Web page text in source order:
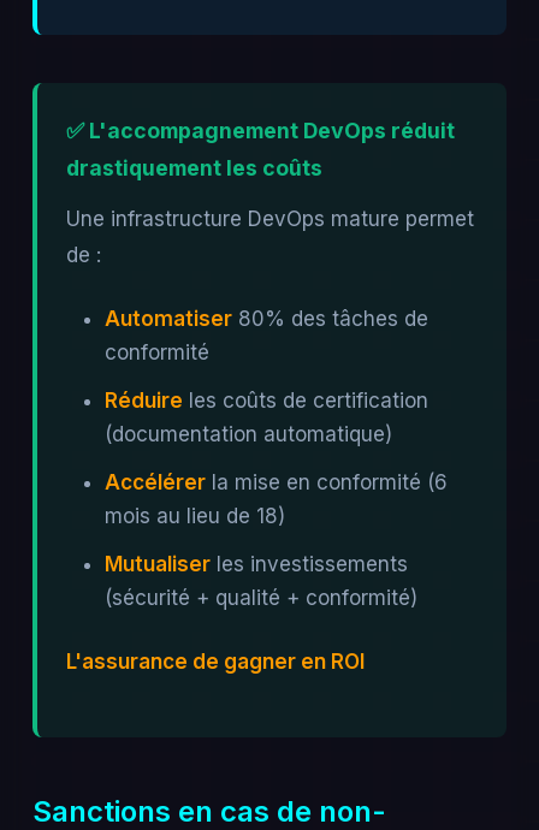
✅ L'accompagnement DevOps réduit
drastiquement les coûts
Une infrastructure DevOps mature permet
de :
Automatiser80% des tâches de
conformité
Réduire les coûts de certification
(documentation automatique)
Accélérerla mise en conformité (6
mois au lieu de 18)
Mutualiserles investissements
(sécurité + qualité + conformité)
L'assurance de gagner en ROI
Sanctions en cas de non-